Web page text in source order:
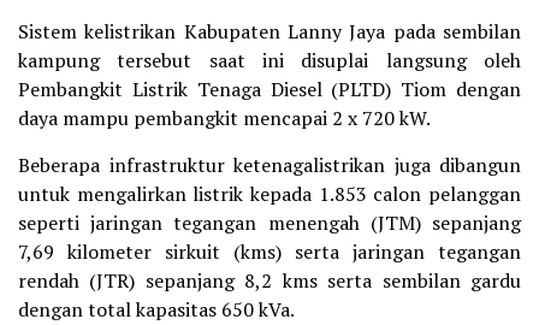
Sistem kelistrikan Kabupaten Lanny Jaya pada sembilan
kampung tersebut saat ini disuplai langsung oleh
Pembangkit Listrik Tenaga Diesel (PLTD) Tiom dengan
daya mampu pembangkit mencapai 2 x 720 kW.
Beberapa infrastruktur ketenagalistrikan juga dibangun
untuk mengalirkan listrik kepada 1.853 calon pelanggan
seperti jaringan tegangan menengah (JTM) sepanjang
7,69 kilometer sirkuit (kms) serta jaringan tegangan
rendah (JTR) sepanjang 8,2 kms serta sembilan gardu
dengan total kapasitas 650 kVa.